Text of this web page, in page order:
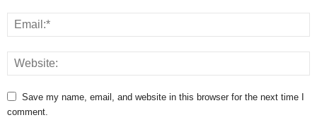
Save my name, email, and website in this browser for the next time I
comment.